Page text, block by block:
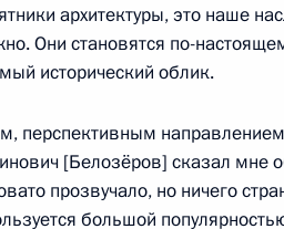
о самоходных машинах и
архитектуры, это наше
Они становятся по-
исторический облик.
перспективным
[Белозёров] сказал мне
прозвучало, но ничего
большой